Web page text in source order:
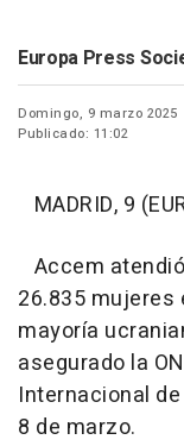
Europa Press
Domingo, 9 marzo 2025
Publicado: 11:02
MADRID, 9
Accem
26.835 mujeres
mayoría
asegurado la
Internacional
8 de marzo.